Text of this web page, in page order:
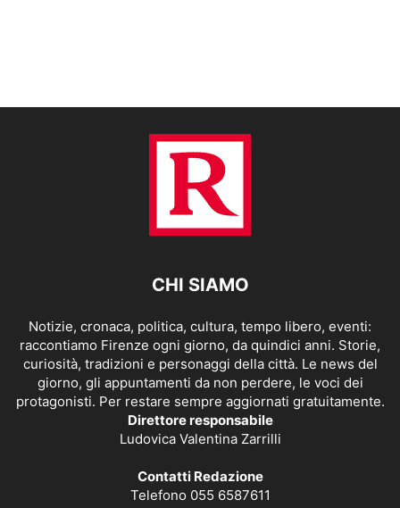
CHI SIAMO
Notizie, cronaca, politica, cultura, tempo libero, eventi:
raccontiamo Firenze ogni giorno, da quindici anni. Storie,
curiosità, tradizioni e personaggi della città. Le news del
giorno, gli appuntamenti da non perdere, le voci dei
protagonisti. Per restare sempre aggiornati gratuitamente.
Direttore responsabile
Ludovica Valentina Zarrilli
Contatti Redazione
Telefono 055 6587611